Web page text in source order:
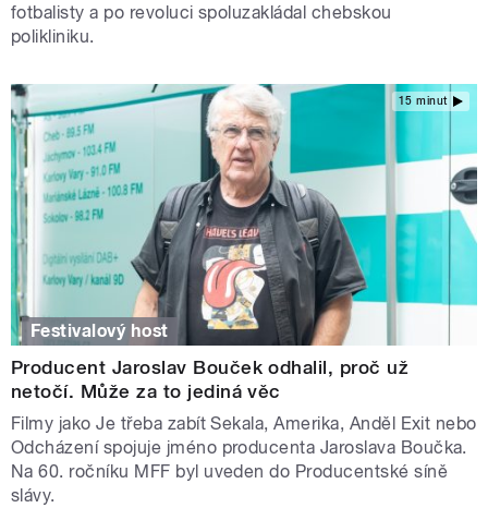
fotbalisty a po revoluci spoluzakládal chebskou
polikliniku.
15 minut
Festivalový host
Producent Jaroslav Bouček odhalil, proč už
netočí. Může za to jediná věc
Filmy jako Je třeba zabít Sekala, Amerika, Anděl Exit nebo
Odcházení spojuje jméno producenta Jaroslava Boučka.
Na 60. ročníku MFF byl uveden do Producentské síně
slávy.